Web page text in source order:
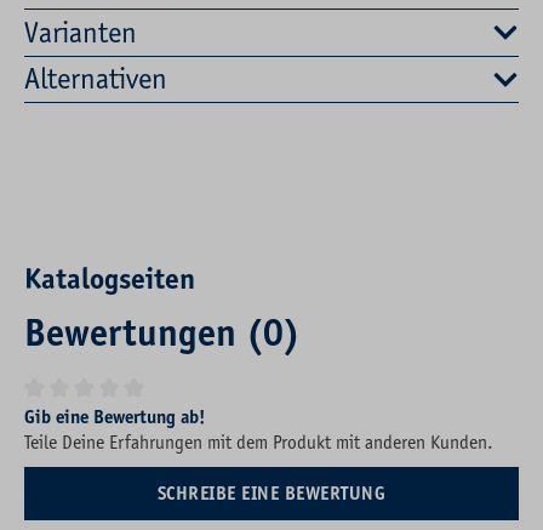
Varianten
Alternativen
Katalogseiten
Bewertungen (0)
Durchschnittliche Bewertung von 0 von 5 Sternen
Gib eine Bewertung ab!
Teile Deine Erfahrungen mit dem Produkt mit anderen Kunden.
SCHREIBE EINE BEWERTUNG